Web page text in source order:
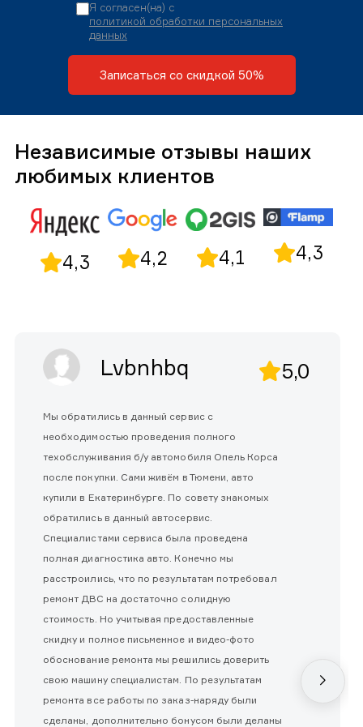
Я согласен(на) с
политикой обработки персональных
данных
Записаться со скидкой 50%
Независимые отзывы наших
любимых клиентов
4,3 4,2 4,1 4,3
Lvbnhbq 5,0
Мы обратились в данный сервис с
необходимостью проведения полного
техобслуживания б/у автомобиля Опель Корса
после покупки. Сами живём в Тюмени, авто
купили в Екатеринбурге. По совету знакомых
обратились в данный автосервис.
Специалистами сервиса была проведена
полная диагностика авто. Конечно мы
расстроились, что по результатам потребовал
ремонт ДВС на достаточно солидную
стоимость. Но учитывая предоставленные
скидку и полное письменное и видео-фото
обоснование ремонта мы решились доверить
свою машину специалистам. По результатам
ремонта все работы по заказ-наряду были
сделаны, дополнительно бонусом были деланы